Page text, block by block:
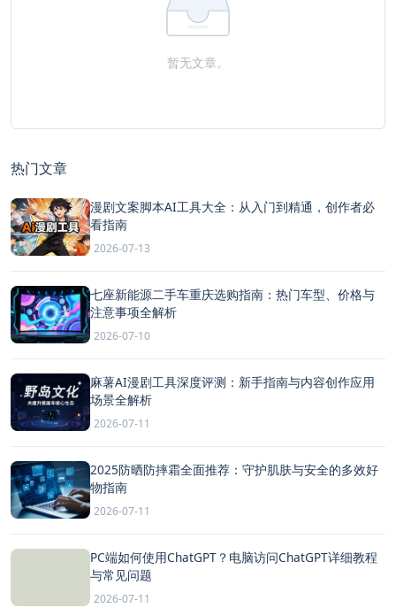
暂无文章。
热门文章
漫剧文案脚本AI工具大全：从入门到精通，创作者必
看指南
2026-07-13
七座新能源二手车重庆选购指南：热门车型、价格与
注意事项全解析
2026-07-10
麻薯AI漫剧工具深度评测：新手指南与内容创作应用
场景全解析
2026-07-11
2025防晒防摔霜全面推荐：守护肌肤与安全的多效好
物指南
2026-07-11
PC端如何使用ChatGPT？电脑访问ChatGPT详细教程
与常见问题
2026-07-11